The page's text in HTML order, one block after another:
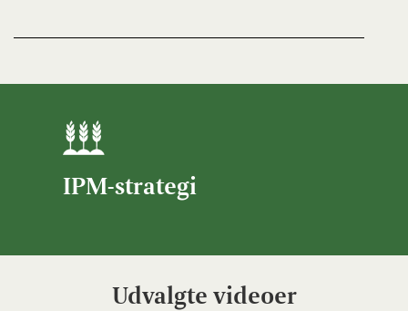
IPM-strategi
Udvalgte videoer